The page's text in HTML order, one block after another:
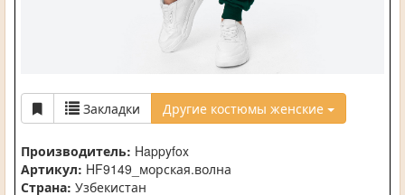
Закладки Другие костюмы женские
Производитель: Happyfox
Артикул: HF9149_морская.волна
Страна: Узбекистан